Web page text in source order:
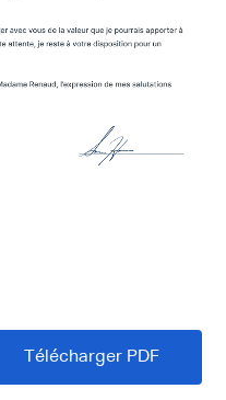
Télécharger PDF